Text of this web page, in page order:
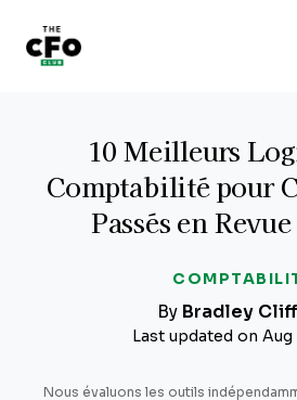
10 Meilleurs
Comptabilité pour
Passés en
By Bradley
Last updated on Aug
Nous évaluons les outils